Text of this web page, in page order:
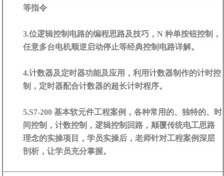
等指令
3.位逻辑控制电路的编程思路及技巧，N 种单按钮控制，
任意多台电机顺逆启动停止等经典控制电路详解。
4.计数器及定时器功能及应用，利用计数器制作的计时控
制，定时器配合计数器的超长计时程序。
5.S7-200 基本软元件工程案例，各种常用的、独特的、时
间控制，计数控制，逻辑控制回路，颠覆传统电工思路
理念的实操项目，学员实操后，老师针对工程案例深层
剖析，让学员充分掌握。